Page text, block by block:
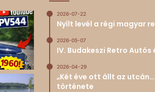
2026-07-22
Nyílt levél a régi magyar
2026-05-07
IV. Budakeszi Retro
2026-04-29
„Két éve ott állt az
története